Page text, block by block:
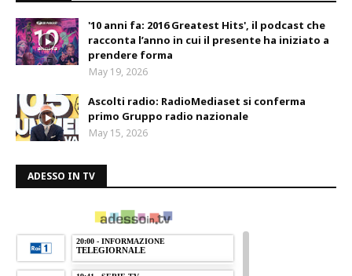
'10 anni fa: 2016 Greatest Hits', il podcast che
racconta l’anno in cui il presente ha iniziato a
prendere forma
May 19, 2026
Ascolti radio: RadioMediaset si conferma
primo Gruppo radio nazionale
May 15, 2026
ADESSO IN TV